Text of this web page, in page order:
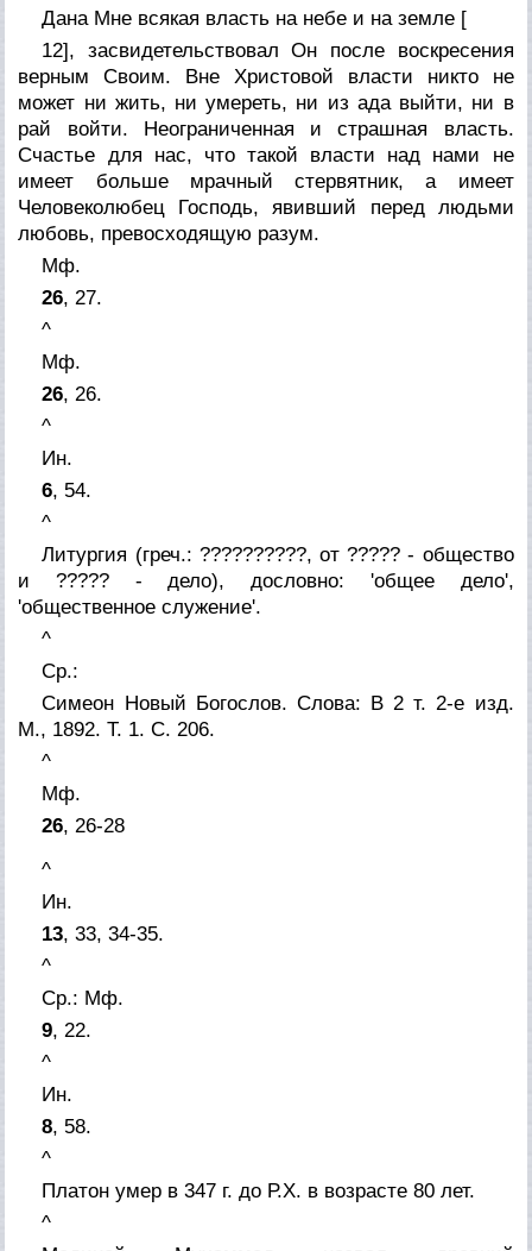
Дана Мне всякая власть на небе и на земле [
12], засвидетельствовал Он после воскресения
верным Своим. Вне Христовой власти никто не
может ни жить, ни умереть, ни из ада выйти, ни в
рай войти. Неограниченная и страшная власть.
Счастье для нас, что такой власти над нами не
имеет больше мрачный стервятник, а имеет
Человеколюбец Господь, явивший перед людьми
любовь, превосходящую разум.
Мф.
26, 27.
^
Мф.
26, 26.
^
Ин.
6, 54.
^
Литургия (греч.: ??????????, от ????? - общество
и ????? - дело), дословно: 'общее дело',
'общественное служение'.
^
Ср.:
Симеон Новый Богослов. Слова: В 2 т. 2-е изд.
М., 1892. Т. 1. С. 206.
^
Мф.
26, 26-28
^
Ин.
13, 33, 34-35.
^
Ср.: Мф.
9, 22.
^
Ин.
8, 58.
^
Платон умер в 347 г. до Р.Х. в возрасте 80 лет.
^